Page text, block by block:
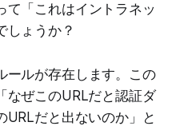
て「これはイントラネッ
しょうか？
ールが存在します。この
なぜこのURLだと認証ダ
URLだと出ないのか」と